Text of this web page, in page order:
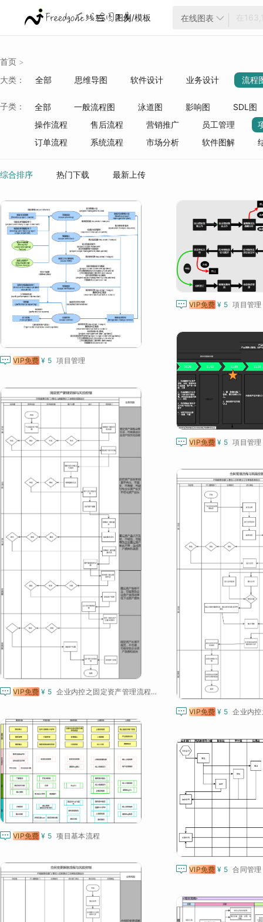
 图例/模板 在线图表 
首页 >
大类： 全部 思维导图 软件设计 业务设计
流程
子类： 全部 一般流程图 泳道图 影响图
SDL图
操作流程
售后流程 营销推广 员工管理
订单流程
系统流程 市场分析 软件图解
综合排序 热门下载 最新上传
 VIP免费 ¥ 5 項目管理
 VIP免费 ¥ 5 項目管理
 VIP免费 ¥ 5 項目管理
 VIP免费 ¥ 5 企业内控之固定资产管理流程与风险控制图
 VIP免费 ¥ 5
 VIP免费 ¥ 5 项目基本流程
 VIP免费 ¥ 5 合同管理